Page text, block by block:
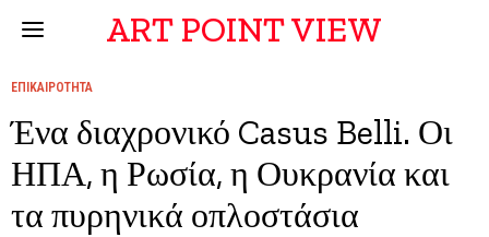
ART POINT VIEW
ΕΠΙΚΑΙΡΟΤΗΤΑ
Ένα διαχρονικό Casus Belli. Οι
ΗΠΑ, η Ρωσία, η Ουκρανία και
τα πυρηνικά οπλοστάσια